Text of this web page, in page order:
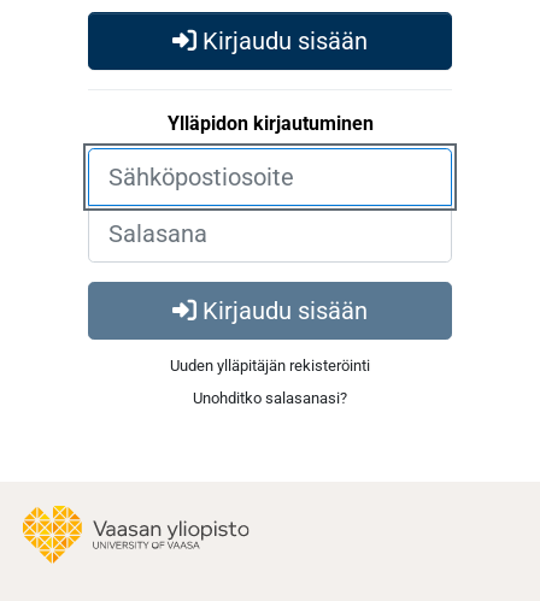
Kirjaudu sisään
Ylläpidon kirjautuminen
Kirjaudu sisään
Uuden ylläpitäjän rekisteröinti
Unohditko salasanasi?